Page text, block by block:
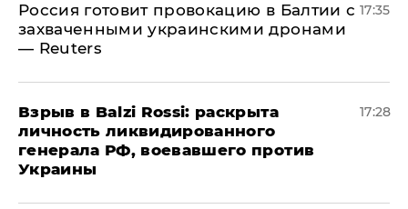
​Россия готовит провокацию в Балтии с
захваченными украинскими дронами
— Reuters
17:35
​Взрыв в Balzi Rossi: раскрыта
личность ликвидированного
генерала РФ, воевавшего против
Украины
17:28